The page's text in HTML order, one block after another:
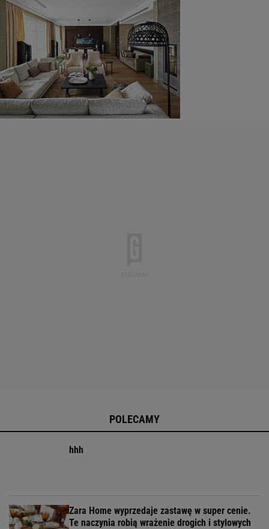
POLECAMY
hhh
Zara Home wyprzedaje zastawę w super cenie.
Te naczynia robią wrażenie drogich i stylowych